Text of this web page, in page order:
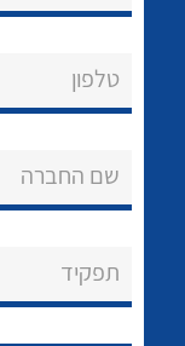
לכל מוצרי היצרן
טלפון
שם החברה
תפקיד